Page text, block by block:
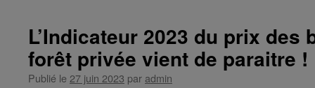
prix
de
L’Indicateur 2023 du prix des
forêt privée vient de paraitre !
Publié le 27 juin 2023 par admin